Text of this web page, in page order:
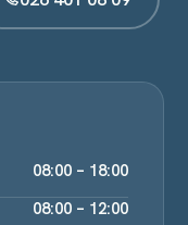
08:00 – 18:00
08:00 – 12:00